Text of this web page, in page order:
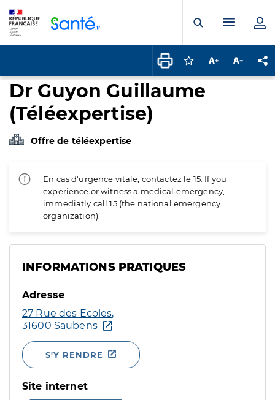
Ouvrir laMenu
Connectez-vous
Augmenter la
Dr Guyon Guillaume
(Téléexpertise)
Offre de téléexpertise
En cas d'urgence vitale, contactez le 15. If you
experience or witness a medical emergency,
immediatly call 15 (the national emergency
organization).
INFORMATIONS PRATIQUES
Adresse
27 Rue des Ecoles,
31600 Saubens
S'Y RENDRE
Site internet